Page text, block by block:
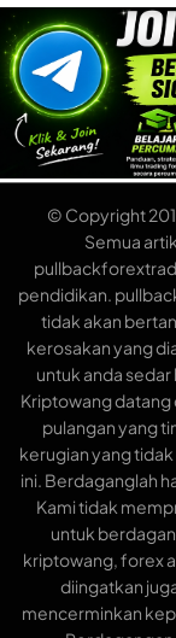
© Copyright
Semua
pendidikan.
tidak akan
kerosakan yang
untuk anda
Kriptowang datang
pulangan yang
kerugian yang
ini. Berdaganglah
Kami tidak
untuk
kriptowang, forex
diingatkan
mencerminkan